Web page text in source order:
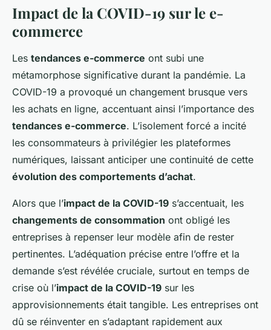
Impact de la COVID-19 sur le e-
commerce
Les tendances e-commerce ont subi une
métamorphose significative durant la pandémie. La
COVID-19 a provoqué un changement brusque vers
les achats en ligne, accentuant ainsi l’importance des
tendances e-commerce. L’isolement forcé a incité
les consommateurs à privilégier les plateformes
numériques, laissant anticiper une continuité de cette
évolution des comportements d’achat.
Alors que l’impact de la COVID-19 s’accentuait, les
changements de consommation ont obligé les
entreprises à repenser leur modèle afin de rester
pertinentes. L’adéquation précise entre l’offre et la
demande s’est révélée cruciale, surtout en temps de
crise où l’impact de la COVID-19 sur les
approvisionnements était tangible. Les entreprises ont
dû se réinventer en s’adaptant rapidement aux